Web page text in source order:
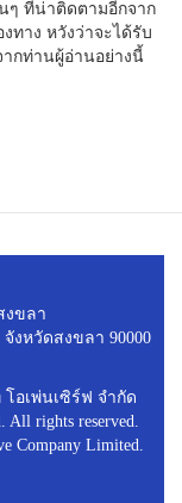
ๆ ที่น่าติดตามอีกจาก
ทาง หวังว่าจะได้รับ
ากท่านผู้อ่านอย่างนี้
งขลา
งหวัดสงขลา 90000
อเพ่นเซิร์ฟ จำกัด
All rights reserved.
Company Limited.